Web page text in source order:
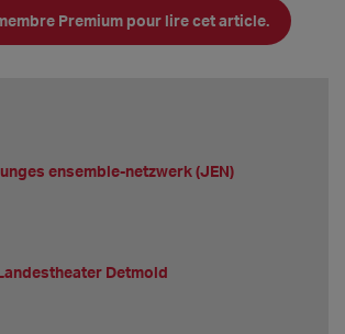
im Musiktheater nichts
also gerne den bisherigen Text auch für
Premium pour lire cet article.
ensemble-netzwerk (JEN)
Detmold